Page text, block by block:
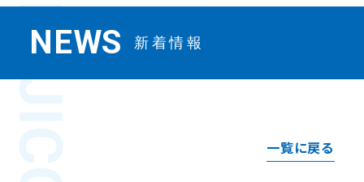
FUJI
NEWS 新着情報
一覧に戻る